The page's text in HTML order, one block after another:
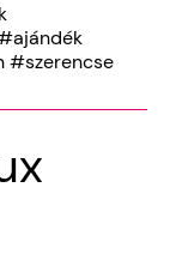
#szerencse